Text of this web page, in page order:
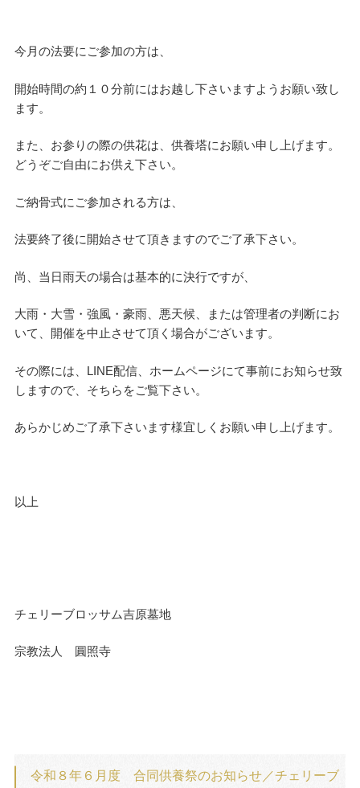
今月の法要にご参加の方は、
開始時間の約１０分前にはお越し下さいますようお願い致し
ます。
また、お参りの際の供花は、供養塔にお願い申し上げます。
どうぞご自由にお供え下さい。
ご納骨式にご参加される方は、
法要終了後に開始させて頂きますのでご了承下さい。
尚、当日雨天の場合は基本的に決行ですが、
大雨・大雪・強風・豪雨、悪天候、または管理者の判断にお
いて、開催を中止させて頂く場合がございます。
その際には、LINE配信、ホームページにて事前にお知らせ致
しますので、そちらをご覧下さい。
あらかじめご了承下さいます様宜しくお願い申し上げます。
以上
チェリーブロッサム吉原墓地
宗教法人 圓照寺
令和８年６月度 合同供養祭のお知らせ／チェリーブ